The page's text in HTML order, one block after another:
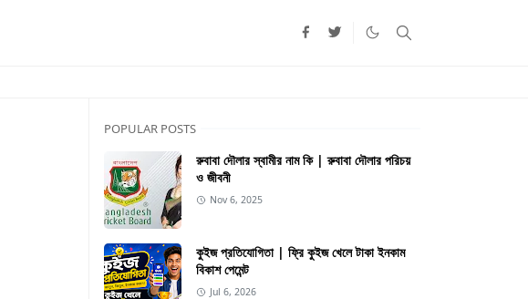
POPULAR POSTS
রুবাবা দৌলার স্বামীর নাম কি | রুবাবা দৌলার পরিচয়
ও জীবনী
Nov 6, 2025
কুইজ প্রতিযোগিতা | ফ্রি কুইজ খেলে টাকা ইনকাম
বিকাশ পেমেন্ট
Jul 6, 2026